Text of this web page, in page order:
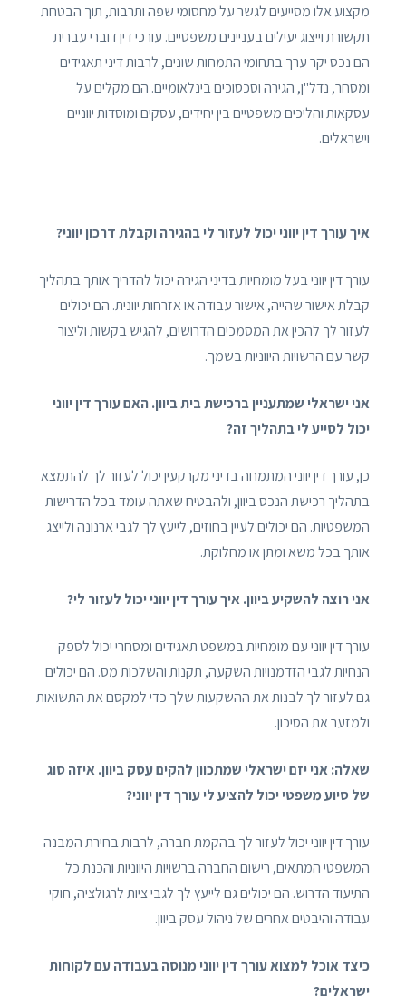
מקצוע אלו מסייעים לגשר על מחסומי שפה ותרבות, תוך הבטחת
תקשורת וייצוג יעילים בעניינים משפטיים. עורכי דין דוברי עברית
הם נכס יקר ערך בתחומי התמחות שונים, לרבות דיני תאגידים
ומסחר, נדל"ן, הגירה וסכסוכים בינלאומיים. הם מקלים על
עסקאות והליכים משפטיים בין יחידים, עסקים ומוסדות יווניים
וישראלים.
איך עורך דין יווני יכול לעזור לי בהגירה וקבלת דרכון יווני?
עורך דין יווני בעל מומחיות בדיני הגירה יכול להדריך אותך בתהליך
קבלת אישור שהייה, אישור עבודה או אזרחות יוונית. הם יכולים
לעזור לך להכין את המסמכים הדרושים, להגיש בקשות וליצור
קשר עם הרשויות היווניות בשמך.
אני ישראלי שמתעניין ברכישת בית ביוון. האם עורך דין יווני
יכול לסייע לי בתהליך זה?
כן, עורך דין יווני המתמחה בדיני מקרקעין יכול לעזור לך להתמצא
בתהליך רכישת הנכס ביוון, ולהבטיח שאתה עומד בכל הדרישות
המשפטיות. הם יכולים לעיין בחוזים, לייעץ לך לגבי ארנונה ולייצג
אותך בכל משא ומתן או מחלוקת.
אני רוצה להשקיע ביוון. איך עורך דין יווני יכול לעזור לי?
עורך דין יווני עם מומחיות במשפט תאגידים ומסחרי יכול לספק
הנחיות לגבי הזדמנויות השקעה, תקנות והשלכות מס. הם יכולים
גם לעזור לך לבנות את ההשקעות שלך כדי למקסם את התשואות
ולמזער את הסיכון.
שאלה: אני יזם ישראלי שמתכוון להקים עסק ביוון. איזה סוג
של סיוע משפטי יכול להציע לי עורך דין יווני?
עורך דין יווני יכול לעזור לך בהקמת חברה, לרבות בחירת המבנה
המשפטי המתאים, רישום החברה ברשויות היווניות והכנת כל
התיעוד הדרוש. הם יכולים גם לייעץ לך לגבי ציות לרגולציה, חוקי
עבודה והיבטים אחרים של ניהול עסק ביוון.
כיצד אוכל למצוא עורך דין יווני מנוסה בעבודה עם לקוחות
ישראלים?